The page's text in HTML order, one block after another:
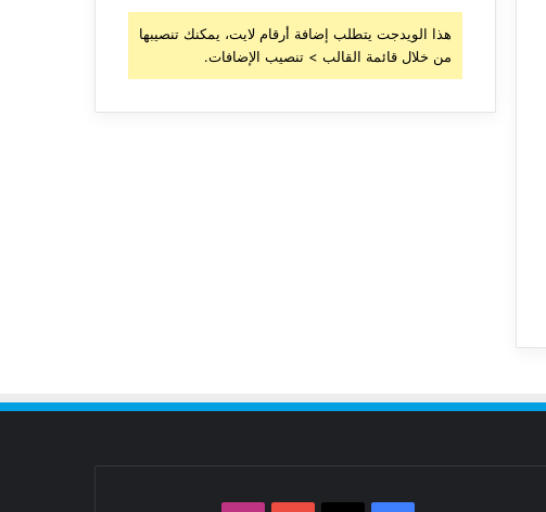
هذا الويدجت يتطلب إضافة أرقام لايت، يمكنك تنصيبها
من خلال قائمة القالب > تنصيب الإضافات.